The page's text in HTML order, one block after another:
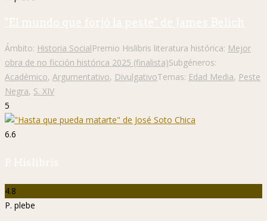
"El mundo que forjó la peste" de James Belich
Ámbito: Historia SocialPremio Hislibris literatura histórica: Mejor
obra de no ficción histórica 2025 (finalista)Subgéneros:
Académico, Argumentativo, DivulgativoTemas: Edad Media, Peste
Negra, S. XIV
5
6.6
P. Hislibris
4.8
P. plebe